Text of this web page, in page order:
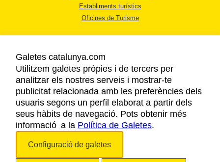
Establiments turístics
Oficines de Turisme
AVÍS LEGAL
POLÍTICA DE PRIVACITAT
COOKIES
ACCESSIBILITAT
Galetes catalunya.com
Utilitzem galetes pròpies i de tercers per
analitzar els nostres serveis i mostrar-te
publicitat relacionada amb les preferències dels
usuaris segons un perfil elaborat a partir dels
seus hàbits de navegació. Pots obtenir més
informació a la Política de Galetes.
Configuració de galetes